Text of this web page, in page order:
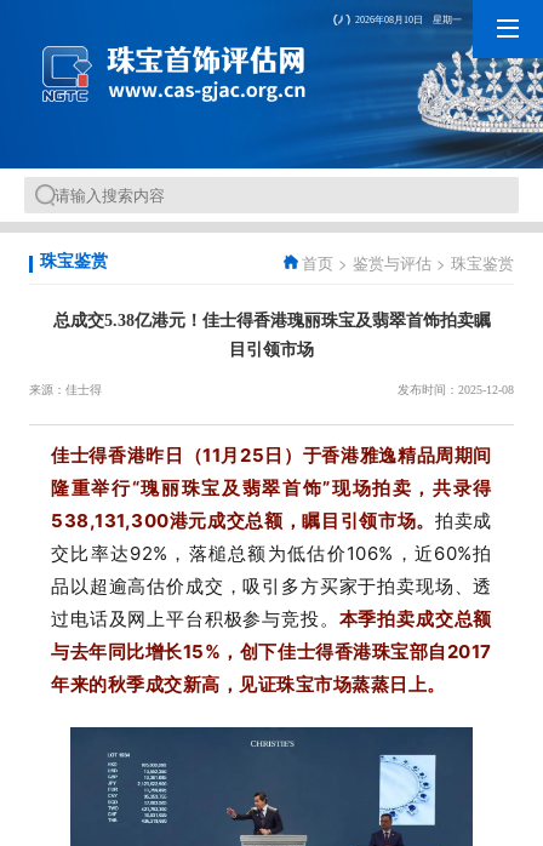
2026年08月10日 星期一
珠宝鉴赏 首页 > 鉴赏与评估 > 珠宝鉴赏
总成交5.38亿港元！佳士得香港瑰丽珠宝及翡翠首饰拍卖瞩
目引领市场
来源：佳士得 发布时间：2025-12-08
佳士得香港昨日（11 月 25日）于香港雅逸精品周期间
隆重举行“瑰丽珠宝及翡翠首饰”现场拍卖，共录得
538,131,300港元成交总额 ，瞩目引领市场。拍卖成
交比率达92% ，落槌总额为低估价106% ，近60%拍
品以超逾高估价成交，吸引多方买家于拍卖现场、透
过电话及网上平台积极参与竞投。 本季拍卖成交总额
与去年同比增长15% ，创下佳士得香港珠宝部自2017
年来的秋季成交新高，见证珠宝市场蒸蒸日上。